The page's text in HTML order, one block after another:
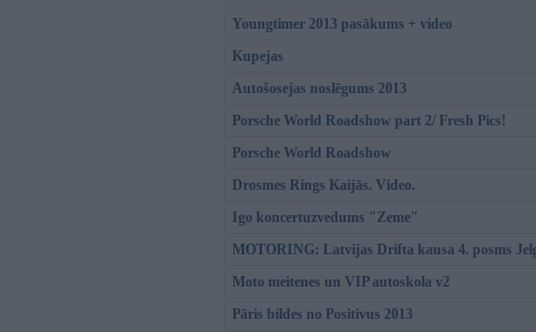
Youngtimer 2013 pasākums + video
Kupejas
Autošosejas noslēgums 2013
Porsche World Roadshow part 2/ Fresh Pics!
Porsche World Roadshow
Drosmes Rings Kaijās. Video.
Igo koncertuzvedums "Zeme"
MOTORING: Latvijas Drifta kausa 4. posms
Moto meitenes un VIP autoskola v2
Pāris bildes no Positivus 2013